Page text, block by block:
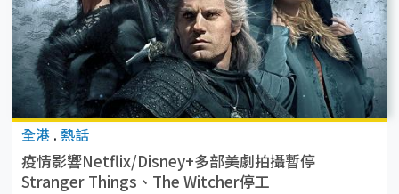
全港 . 熱話
疫情影響Netflix/Disney+多部美劇拍攝暫停
Stranger Things、The Witcher停工